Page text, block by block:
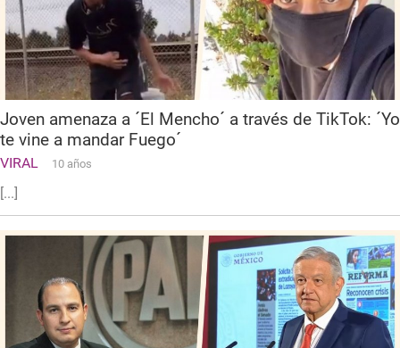
Joven amenaza a ´El Mencho´ a través de TikTok: ´Yo
te vine a mandar Fuego´
VIRAL 10 años
[...]